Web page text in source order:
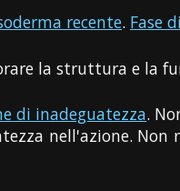
recente. Fase
la struttura e la
di inadeguatezza.
nell'azione. Non